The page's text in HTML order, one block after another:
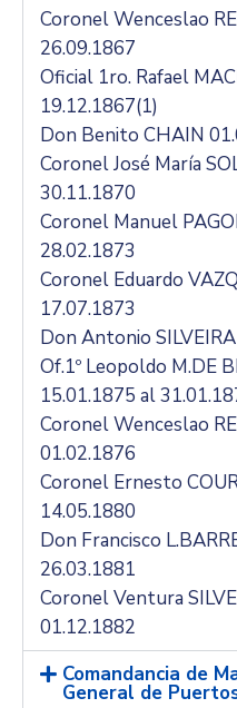
Coronel Wenceslao
26.09.1867
Oficial 1ro. Rafael
19.12.1867(1)
Don Benito CHAIN
Coronel José María
30.11.1870
Coronel Manuel
28.02.1873
Coronel Eduardo
17.07.1873
Don Antonio
Of.1º Leopoldo M.DE
15.01.1875 al
Coronel Wenceslao
01.02.1876
Coronel Ernesto
14.05.1880
Don Francisco
26.03.1881
Coronel Ventura
01.12.1882
Comandancia de
General de